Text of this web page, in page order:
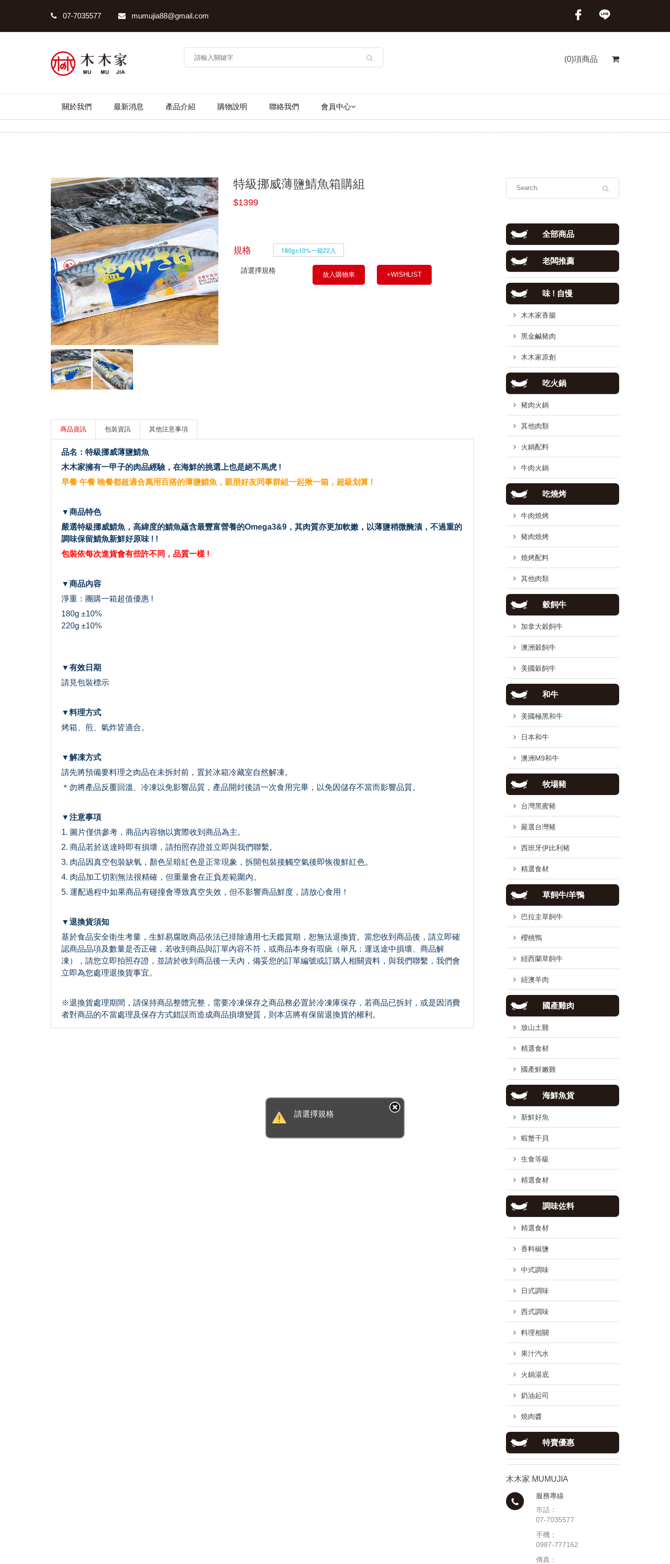
07-7035577 mumujia88@gmail.com
(0)項商品
關於我們 最新消息 產品介紹 購物說明 聯絡我們 會員中心
特級挪威薄鹽鯖魚箱購組
特級挪威薄鹽鯖魚箱購組
$1399
規格 180g±10%一箱22入
請選擇規格 放入購物車 +WISHLIST
商品資訊 包裝資訊 其他注意事項
品名：特級挪威薄鹽鯖魚
木木家擁有一甲子的肉品經驗，在海鮮的挑選上也是絕不馬虎 !
早餐 午餐 晚餐都超適合萬用百搭的薄鹽鯖魚，親朋好友同事群組一起揪一箱，超級划算 !
▼商品特色
嚴選特級挪威鯖魚，高緯度的鯖魚蘊含最豐富營養的Omega3&9，其肉質亦更加軟嫩，以薄鹽稍微醃漬，不過重的
調味保留鯖魚新鮮好原味 ! !
包裝依每次進貨會有些許不同，品質一樣 !
▼商品內容
淨重：團購一箱超值優惠 !
180g ±10%
220g ±10%
▼有效日期
請見包裝標示
▼料理方式
烤箱、煎、氣炸皆適合。
▼解凍方式
請先將預備要料理之肉品在未拆封前，置於冰箱冷藏室自然解凍。
＊勿將產品反覆回溫、冷凍以免影響品質，產品開封後請一次食用完畢，以免因儲存不當而影響品質。
▼注意事項
1. 圖片僅供參考，商品內容物以實際收到商品為主。
2. 商品若於送達時即有損壞，請拍照存證並立即與我們聯繫。
3. 肉品因真空包裝缺氧，顏色呈暗紅色是正常現象，拆開包裝接觸空氣後即恢復鮮紅色。
4. 肉品加工切割無法很精確，但重量會在正負差範圍內。
5. 運配過程中如果商品有碰撞會導致真空失效，但不影響商品鮮度，請放心食用！
▼退換貨須知
基於食品安全衛生考量，生鮮易腐敗商品依法已排除適用七天鑑賞期，恕無法退換貨。當您收到商品後，請立即確
認商品品項及數量是否正確，若收到商品與訂單內容不符，或商品本身有瑕疵（舉凡：運送途中損壞、商品解
凍），請您立即拍照存證，並請於收到商品後一天內，備妥您的訂單編號或訂購人相關資料，與我們聯繫，我們會
立即為您處理退換貨事宜。
※退換貨處理期間，請保持商品整體完整，需要冷凍保存之商品務必置於冷凍庫保存，若商品已拆封，或是因消費
者對商品的不當處理及保存方式錯誤而造成商品損壞變質，則本店將有保留退換貨的權利。
全部商品
老闆推薦
味 ! 自慢
木木家香腸
黑金鹹豬肉
木木家原創
吃火鍋
豬肉火鍋
其他肉類
火鍋配料
牛肉火鍋
吃燒烤
牛肉燒烤
豬肉燒烤
燒烤配料
其他肉類
穀飼牛
加拿大穀飼牛
澳洲穀飼牛
美國穀飼牛
和牛
美國極黑和牛
日本和牛
澳洲M9和牛
牧場豬
台灣黑蜜豬
嚴選台灣豬
西班牙伊比利豬
精選食材
草飼牛/羊鴨
巴拉圭草飼牛
櫻桃鴨
紐西蘭草飼牛
紐澳羊肉
國產雞肉
放山土雞
精選食材
國產鮮嫩雞
海鮮魚貨
新鮮好魚
蝦蟹干貝
生食等級
精選食材
調味佐料
精選食材
香料椒鹽
中式調味
日式調味
西式調味
料理相關
果汁汽水
火鍋湯底
奶油起司
燒肉醬
特賣優惠
木木家 MUMUJIA
服務專線
市話：
07-7035577
手機：
0987-777162
傳真：